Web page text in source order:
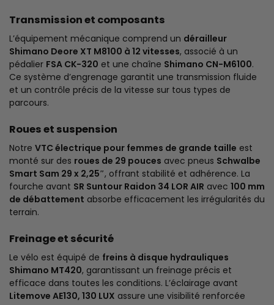
Transmission et composants
L’équipement mécanique comprend un dérailleur
Shimano Deore XT M8100 à 12 vitesses, associé à un
pédalier FSA CK-320 et une chaîne Shimano CN-M6100.
Ce système d’engrenage garantit une transmission fluide
et un contrôle précis de la vitesse sur tous types de
parcours.
Roues et suspension
Notre VTC électrique pour femmes de grande taille est
monté sur des roues de 29 pouces avec pneus Schwalbe
Smart Sam 29 x 2,25″, offrant stabilité et adhérence. La
fourche avant SR Suntour Raidon 34 LOR AIR avec 100 mm
de débattement absorbe efficacement les irrégularités du
terrain.
Freinage et sécurité
Le vélo est équipé de freins à disque hydrauliques
Shimano MT420, garantissant un freinage précis et
efficace dans toutes les conditions. L’éclairage avant
Litemove AE130, 130 LUX assure une visibilité renforcée